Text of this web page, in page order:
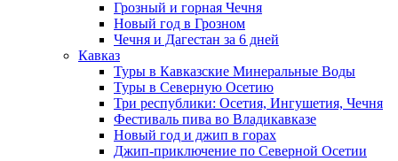
Грозный и горная Чечня
Новый год в Грозном
Чечня и Дагестан за 6 дней
Кавказ
Туры в Кавказские Минеральные Воды
Туры в Северную Осетию
Три республики: Осетия, Ингушетия, Чечня
Фестиваль пива во Владикавказе
Новый год и джип в горах
Джип-приключение по Северной Осетии